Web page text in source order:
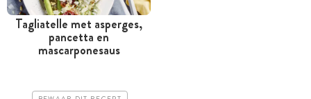
Minder dan 30 minuten
Tagliatelle met asperges,
pancetta en
mascarponesaus